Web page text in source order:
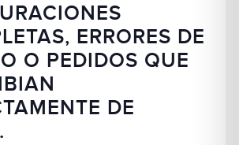
ERRORES DE
O PEDIDOS QUE
DE